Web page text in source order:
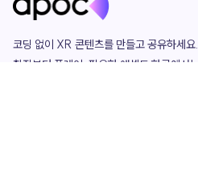
코딩 없이 XR 콘텐츠를 만들고 공유하세요.
창작부터 플레이, 필요한 애셋도 한곳에서!